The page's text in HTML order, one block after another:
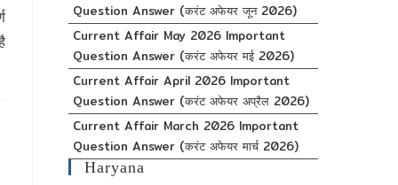
Question Answer (करंट अफेयर जून 2026)
Current Affair May 2026 Important
Question Answer (करंट अफेयर मई 2026)
Current Affair April 2026 Important
Question Answer (करंट अफेयर अप्रैल 2026)
Current Affair March 2026 Important
Question Answer (करंट अफेयर मार्च 2026)
Haryana